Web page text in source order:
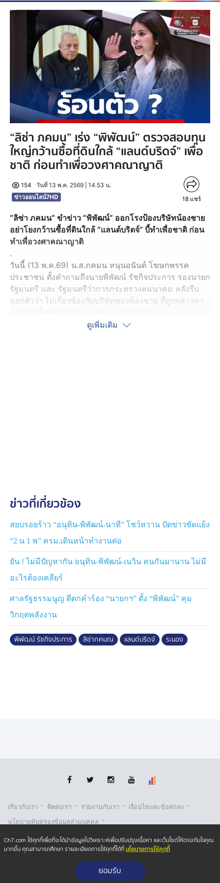
“ลิซ่า ภคมน” เร่ง “พิพัฒน์” ตรวจสอบทุน
ใหญ่กว้านซื้อที่ดินใกล้ “แลนด์บริดจ์” เพื่อ
ชาติ ก่อนทำเพื่อวงศาคณาญาติ
154
วันที่ 13 พ.ค. 2569 | 14.53 น.
ข่าวออนไลน์7HD
18 แชร์
“ลิซ่า ภคมน“ ขำข่าว “พิพัฒน์” ออกโรงป้องบริษัทน้องชาย
อย่าโยงกว้านซื้อที่ดินใกล้ “แลนด์บริดจ์” บี้ทำเพื่อชาติ ก่อน
ทำเพื่อวงศาคณาญาติ
.
วันนี้ (13 พ.ค.69) น.ส.ภคมน หนุนอนันต์ โฆษกพรรค
ประชาชน ตั้งคำถามถึงนายพิพัฒน์ รัชกิจประการ รองนายก
รัฐมนตรี และ รัฐมนตรีว่าการกระทรวงคมนาคม หลังรีบ
ออกตัวว่า ไม่เกี่ยวข้องกับบริษัทของน้องชาย ที่ถูกกล่าวหา
เป็นคนในข่าวการเมืองเองในวันนี้ ไม่มีข่าวในน่าขำเท่าข่าว
ว่า ไม่เกี่ยวกับการกว้านซื้อที่ดิน แทนที่จะตรวจสอบ และใน
ข่าวยังบอกประมาณว่า อย่าโยง ย้ำไม่มีใครโยง แต่นาย
แต่ ขอรีบตรวจสอบข้อเท็จจริง เพื่อความโปร่งใส เพื่อความ
โปร่งใส
“นายพิพัฒน์ได้พิสูจน์ตัวเองแน่ ๆ แต่วันนี้เอาเรื่องในฐานะที่
ครอบครัว วงศาคณาญาติ” น.ส.ภคมน กล่าว
ดูเพิ่มเติม
ข่าวที่เกี่ยวข้อง
สยบรอยร้าว “อนุทิน-พิพัฒน์-นาที” โชว์หวาน ปัดข่าวขัดแย้ง
“2 น 1 พ” ครม.เดินหน้าทำงานต่อ
ยัน ! ไม่มีปัญหากัน อนุทิน-พิพัฒน์-เนวิน คนกันมานาน ไม่มี
อะไรต้องเคลียร์
ศาลรัฐธรรมนูญ ตีตกคำร้อง “นายกฯ” ตั้ง “พิพัฒน์” คุม
วิกฤตพลังงาน
พิพัฒน์ รัชกิจประการ ลิซ่าภคมณ แลนด์บริดจ์ ระนอง
เกี่ยวกับเรา · ติตต่อเรา · ร่วมงานกับเรา · เงื่อนไขและข้อตกลง ·
นโยบายคุ้มครองข้อมูลส่วนบุคคล ·
นโยบายคุ้มครองข้อมูลส่วนบุคคล (ออนไลน์) · นโยบายคุกกี้ ·
รับเรื่องร้องเรียน
Copyright © 2026 Bangkok Broadcasting & T.V. Co.,Ltd.
Ch7.com ใช้คุกกี้เพื่อที่จะได้นำข้อมูลไปวิเคราะห์เพื่อปรับปรุงเนื้อหา และเว็บไซต์ให้ตรงกับใจคุณ
มากขึ้น คุณสามารถศึกษา รายละเอียดการใช้คุกกี้ได้ที่นโยบายการใช้คุกกี้
ยอมรับ